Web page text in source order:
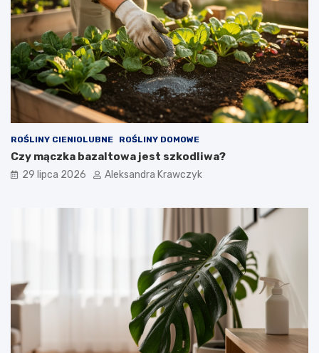
ROŚLINY CIENIOLUBNE ROŚLINY DOMOWE
Czy mączka bazaltowa jest szkodliwa?
29 lipca 2026 Aleksandra Krawczyk